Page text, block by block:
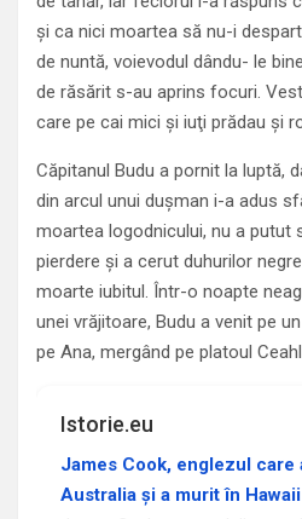
şi ca nici moartea să nu-i
de nuntă, voievodul dându- le
de răsărit s-au aprins focuri.
care pe cai mici şi iuţi prădau şi
Căpitanul Budu a pornit la luptă,
din arcul unui duşman i-a adus
moartea logodnicului, nu a putut
pierdere şi a cerut duhurilor
moarte iubitul. Într-o noapte
unei vrăjitoare, Budu a venit pe
pe Ana, mergând pe platoul
Istorie.eu
James Cook, englezul care
Australia și a murit în Hawaii